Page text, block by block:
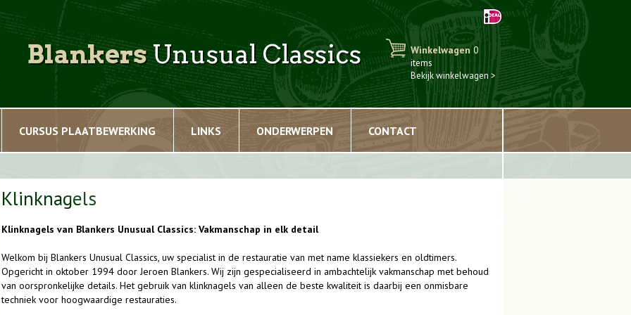
BlankersUnusual Classics Winkelwagen0
items
Bekijk winkelwagen >
CURSUS PLAATBEWERKING LINKS ONDERWERPEN CONTACT
Klinknagels
Klinknagels van Blankers Unusual Classics: Vakmanschap in elk detail
Welkom bij Blankers Unusual Classics, uw specialist in de restauratie van met name klassiekers en oldtimers.
Opgericht in oktober 1994 door Jeroen Blankers. Wij zijn gespecialiseerd in ambachtelijk vakmanschap met behoud
van oorspronkelijke details. Het gebruik van klinknagels van alleen de beste kwaliteit is daarbij een onmisbare
techniek voor hoogwaardige restauraties.